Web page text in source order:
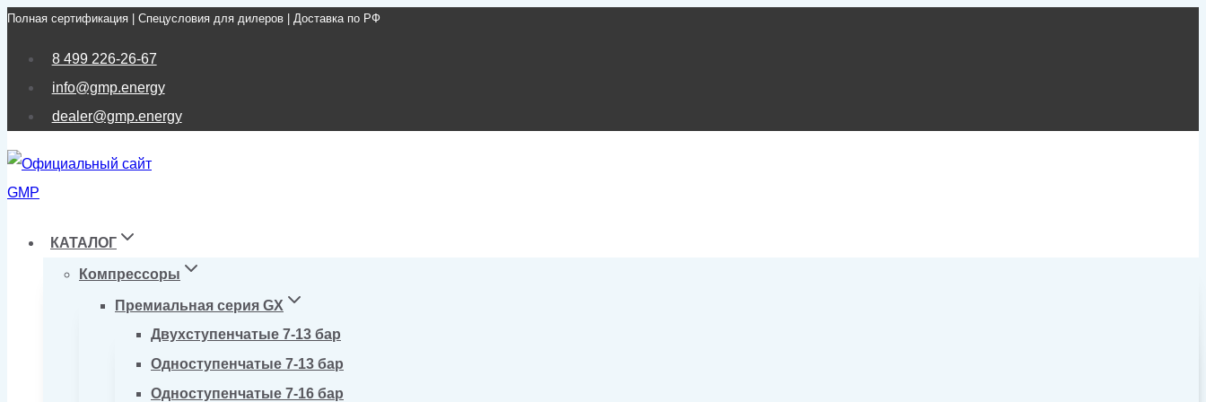
Перейти
Полная сертификация | Спецусловия для дилеров | Доставка по РФ
8 499 226-26-67
info@gmp.energy
dealer@gmp.energy
КАТАЛОГ
Компрессоры
Премиальная серия GX
Двухступенчатые 7-13 бар
Одноступенчатые 7-13 бар
Одноступенчатые 7-16 бар